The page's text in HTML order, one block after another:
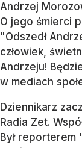
Andrzej
O jego śmierci
"Odszedł
człowiek,
Andrzeju!
w mediach
Dziennikarz
Radia Zet.
Był reporterem